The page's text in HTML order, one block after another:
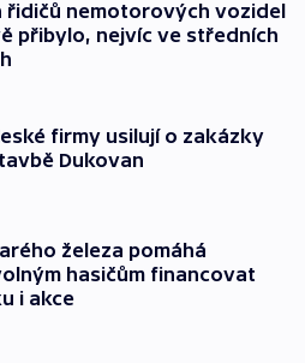
řidičů nemotorových vozidel
přibylo, nejvíc ve středních
firmy usilují o zakázky
Dukovan
železa pomáhá
hasičům financovat
i akce